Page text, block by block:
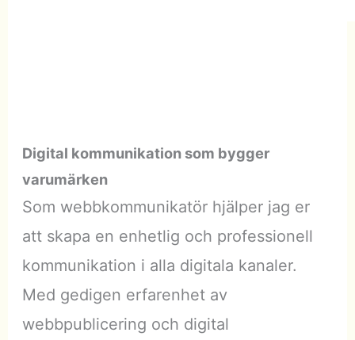
Digital kommunikation som bygger
varumärken
Som webbkommunikatör hjälper jag er
att skapa en enhetlig och professionell
kommunikation i alla digitala kanaler.
Med gedigen erfarenhet av
webbpublicering och digital